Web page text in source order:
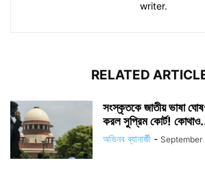
writer.
RELATED
সংস্কৃতকে জাতীয় ভাষা
করল সুপ্রিম কোর্ট!
অভিনব ব্যানার্জী - September